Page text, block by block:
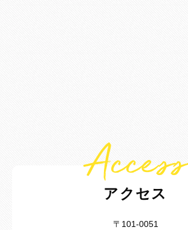
Access
アクセス
〒101-0051